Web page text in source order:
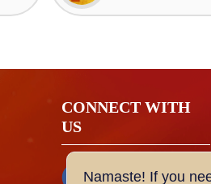
CONNECT WITH
US
Facebook
Namaste! If you